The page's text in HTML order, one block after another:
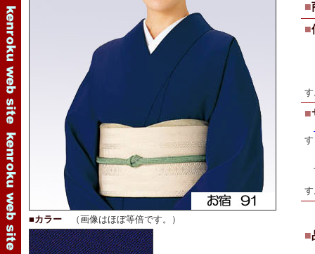
■カラー （画像はほぼ等倍です。）
■
■
■
す
■